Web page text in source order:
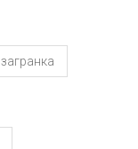
загранка